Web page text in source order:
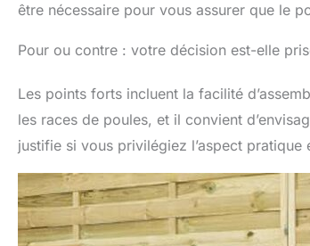
être nécessaire pour vous assurer que le
Pour ou contre : votre décision est-elle
Les points forts incluent la facilité
les races de poules, et il convient
justifie si vous privilégiez l’aspect pratique